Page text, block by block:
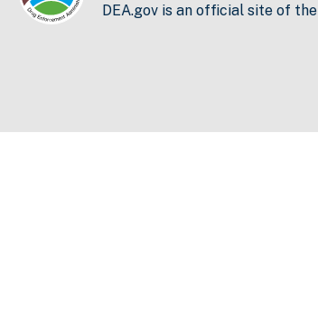
DEA.gov is an official site of the